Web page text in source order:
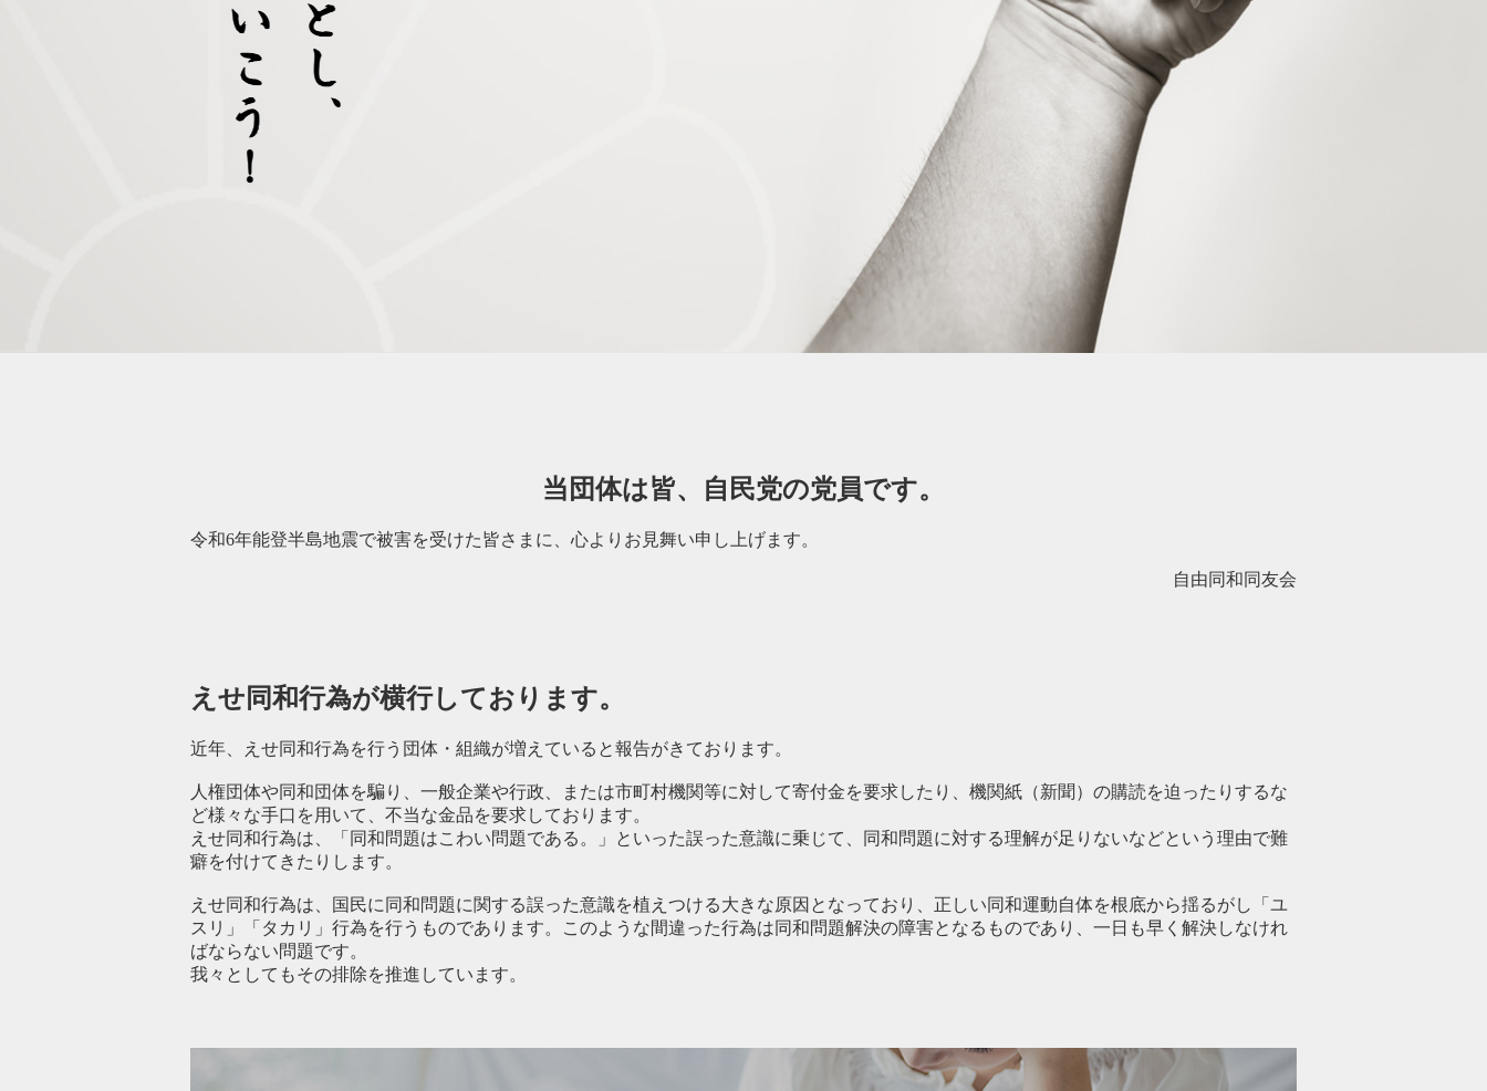
当団体は皆、自民党の党員です。
令和6年能登半島地震で被害を受けた皆さまに、心よりお見舞い申し上げます。
自由同和同友会
えせ同和行為が横行しております。
近年、えせ同和行為を行う団体・組織が増えていると報告がきております。
人権団体や同和団体を騙り、一般企業や行政、または市町村機関等に対して寄付金を要求したり、機関紙（新聞）の購読を迫ったりするな
ど様々な手口を用いて、不当な金品を要求しております。
えせ同和行為は、「同和問題はこわい問題である。」といった誤った意識に乗じて、同和問題に対する理解が足りないなどという理由で難
癖を付けてきたりします。
えせ同和行為は、国民に同和問題に関する誤った意識を植えつける大きな原因となっており、正しい同和運動自体を根底から揺るがし「ユ
スリ」「タカリ」行為を行うものであります。このような間違った行為は同和問題解決の障害となるものであり、一日も早く解決しなけれ
ばならない問題です。
我々としてもその排除を推進しています。